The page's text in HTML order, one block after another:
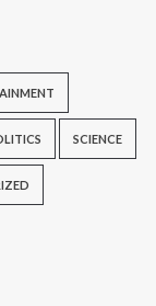
SCIENCE